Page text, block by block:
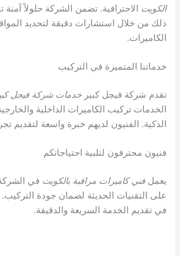
الكويت الاحترافية. تضمن الشركة حلولاً آمنة
ذلك من خلال استشارات دقيقة لتحديد
الكاميرات.
خدماتنا المتميزة في التركيب
تقدم شركة فيجل كبيرخدمات شركة فيجل
الخدمات تركيب الكاميرات الداخلية
الذكية. الفنيون لديهم خبرة واسعة لتقديم
فنيون محترفون لتلبية احتياجاتكم
يعملفني كاميرات مراقبة بالكويت في
على التقنيات الحديثة لضمان جودة
في تقديم الخدمة السريعة والدقيقة.